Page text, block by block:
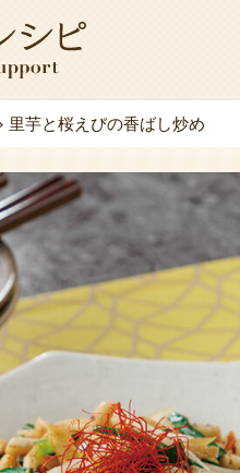
里芋と桜えびの香ばし炒め